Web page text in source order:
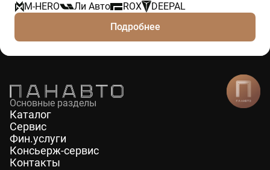
M-HERO
Ли Авто ROX
DEEPAL
Подробнее
Основные разделы
Каталог
Сервис
Фин.услуги
Консьерж-сервис
Контакты